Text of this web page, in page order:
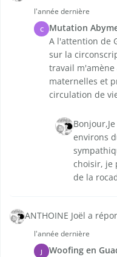
l'année dernière
C Mutation
A l'attention de
sur la
travail
maternelles et
circulation de
environs
choisir, je
de la
ANTHOINE Joël a
l'année dernière
J Woofing en